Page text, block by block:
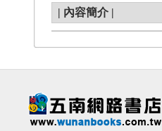
| 內容簡介 |